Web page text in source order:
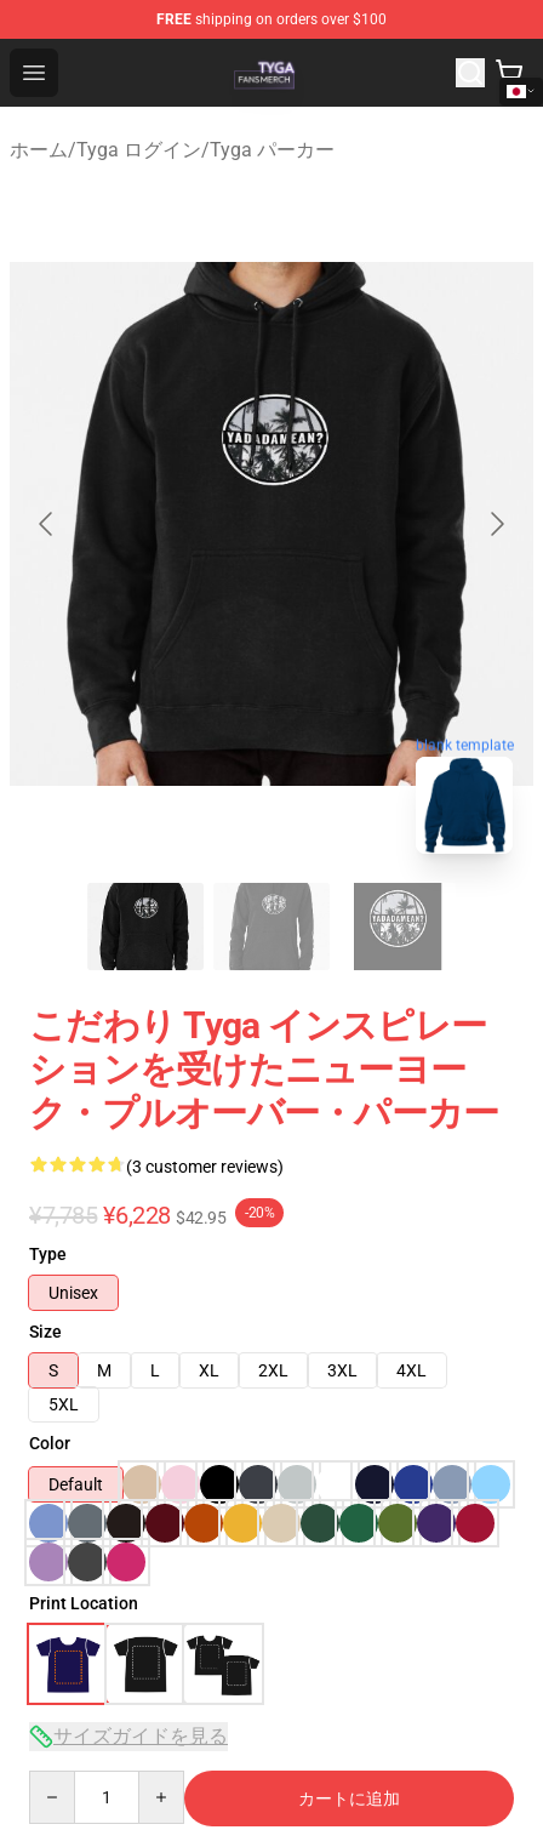
FREE shipping on orders over $100
Open menu
Tyga Shop - Official Tyga Merchandise Store
ホーム/Tyga ログイン/Tyga パーカー
blank template
こだわり Tyga インスピレー
ションを受けたニューヨー
ク・プルオーバー・パーカー
(3 customer reviews)
¥7,785 ¥6,228 $42.95 -20%
Type
Unisex
Size
S
M L XL 2XL 3XL
4XL
5XL
Color
Default
Print Location
サイズガイドを見る
カートに追加